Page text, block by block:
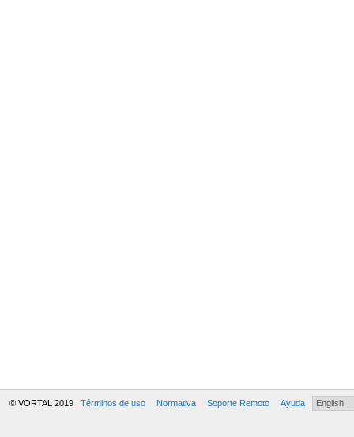
© VORTAL 2019 Términos de uso Normativa Soporte Remoto Ayuda